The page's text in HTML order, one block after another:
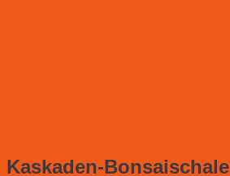
Kaskaden-Bonsaischale